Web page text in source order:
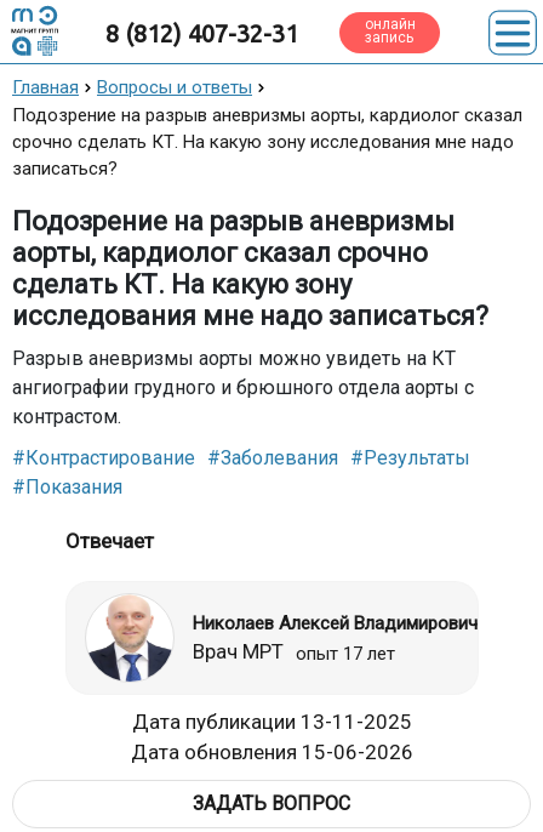
8 (812) 407-32-31 онлайн
запись
Главная
Вопросы и ответы
Подозрение на разрыв аневризмы аорты, кардиолог сказал
срочно сделать КТ. На какую зону исследования мне надо
записаться?
Подозрение на разрыв аневризмы
аорты, кардиолог сказал срочно
сделать КТ. На какую зону
исследования мне надо записаться?
Разрыв аневризмы аорты можно увидеть на КТ
ангиографии грудного и брюшного отдела аорты с
контрастом.
#Контрастирование #Заболевания #Результаты
#Показания
Отвечает
Николаев Алексей Владимирович
Врач МРТ опыт 17 лет
Дата публикации 13-11-2025
Дата обновления 15-06-2026
ЗАДАТЬ ВОПРОС